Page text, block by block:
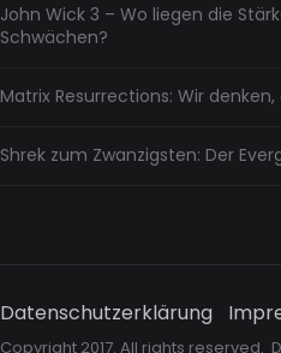
John Wick 3 – Wo liegen die
Schwächen?
Matrix Resurrections: Wir denken,
Shrek zum Zwanzigsten: Der
Datenschutzerklärung
Copyright 2017. All rights reserved.